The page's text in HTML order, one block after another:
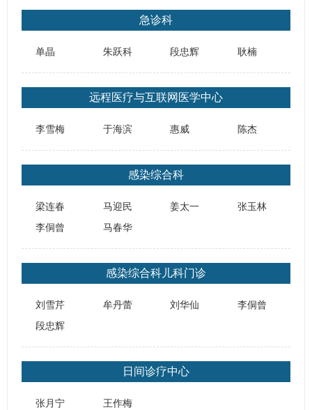
急诊科
单晶 朱跃科 段忠辉 耿楠
远程医疗与互联网医学中心
李雪梅 于海滨 惠威 陈杰
感染综合科
梁连春 马迎民 姜太一
张玉林
李侗曾
马春华
感染综合科儿科门诊
刘雪芹 牟丹蕾 刘华仙
李侗曾
段忠辉
日间诊疗中心
张月宁 王作梅